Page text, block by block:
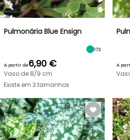
Pulmonária Blue Ensign
173
A partir de6,90 €
Vaso de 8/9 cm
Existe em 3 tamanhos
A